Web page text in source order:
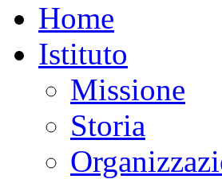
Home
Istituto
Missione
Storia